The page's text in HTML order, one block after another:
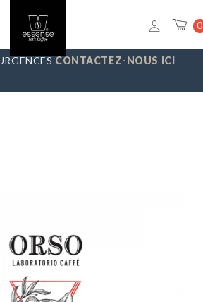
0
FAISONS UNE PAUSE DU 7/08 AU
SERONT EXPÉDIÉES LE
CONTACTEZ-NOUS ICI